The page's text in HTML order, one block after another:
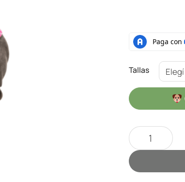
Tallas
T-Shirts Pink